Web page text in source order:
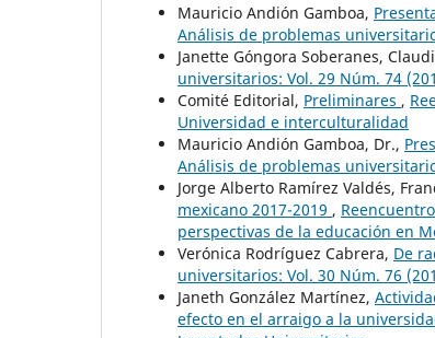
Mauricio Andión Gamboa,
Análisis de problemas
Janette Góngora Soberanes,
universitarios: Vol. 29 Núm. 74
Comité Editorial, Preliminares ,
Universidad e interculturalidad
Mauricio Andión Gamboa, Dr.,
Análisis de problemas
Jorge Alberto Ramírez Valdés,
mexicano 2017-2019 ,
perspectivas de la educación en
Verónica Rodríguez Cabrera, De
universitarios: Vol. 30 Núm. 76
Janeth González Martínez,
efecto en el arraigo a la